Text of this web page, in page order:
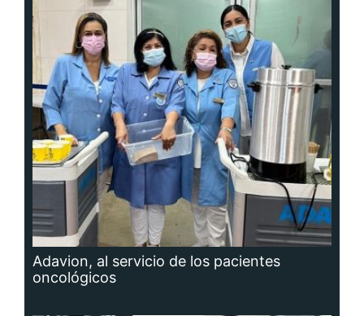
Adavion, al servicio de los pacientes
oncológicos